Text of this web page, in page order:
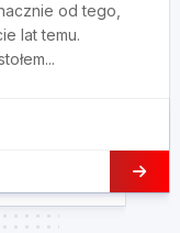
od tego,
lat temu.